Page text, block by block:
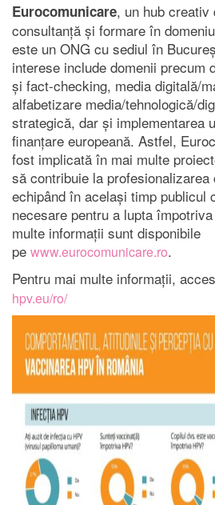
Eurocomunicare, un hub creativ
consultanță și formare în
este un ONG cu sediul în
interese include domenii precum
și fact-checking, media digitală/
alfabetizare media/tehnologică/
strategică, dar și implementarea
finanțare europeană. Astfel,
fost implicată în mai multe
să contribuie la
echipând în același timp publicul
necesare pentru a lupta
multe informații sunt disponibile
pe www.eurocomunicare.ro.
Pentru mai multe informații,
hpv.eu/ro/